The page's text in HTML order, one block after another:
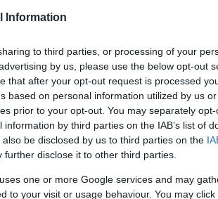
Information
to third parties, or processing of your
by us, please use the below opt-out
that after your opt-out request is processed
based on personal information utilized by us
prior to your opt-out. You may separately
by third parties on the IAB’s list of
be disclosed by us to third parties on the
further disclose it to other third parties.
one or more Google services and may
to your visit or usage behaviour. You may
ηΔήμητρα
στα μέσα ενημέρωσης
έχει πάρα πολύ τοξίνη
τα σίριαλ με τις
είναι παντού. Θέλω πάρα
Για να μπεις στο τρικ
εσύ ο ίδιος από χέρι. Η
ότι είναι η
Βλέπεις σε όποιο σπίτι
μερικούς τρελούς που
στο σπίτι του μέσου